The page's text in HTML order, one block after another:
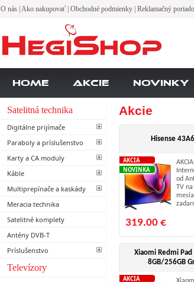
O nás Ako nakupovať Obchodné podmienky Reklamačný
Home Akcie Novinky
Satelitná technika
Digitálne prijímače
Paraboly a príslušenstvo
Karty a CA moduly
Káble
Multiprepínače a kaskády
Meracia technika
Satelitné komplety
Antény DVB-T
Príslušenstvo
Televízory
Akcie
Hisense
AKCIA
NOVINKA
od
TV
319.00 €
Xiaomi Redmi Pad
8GB/256GB
AKCIA